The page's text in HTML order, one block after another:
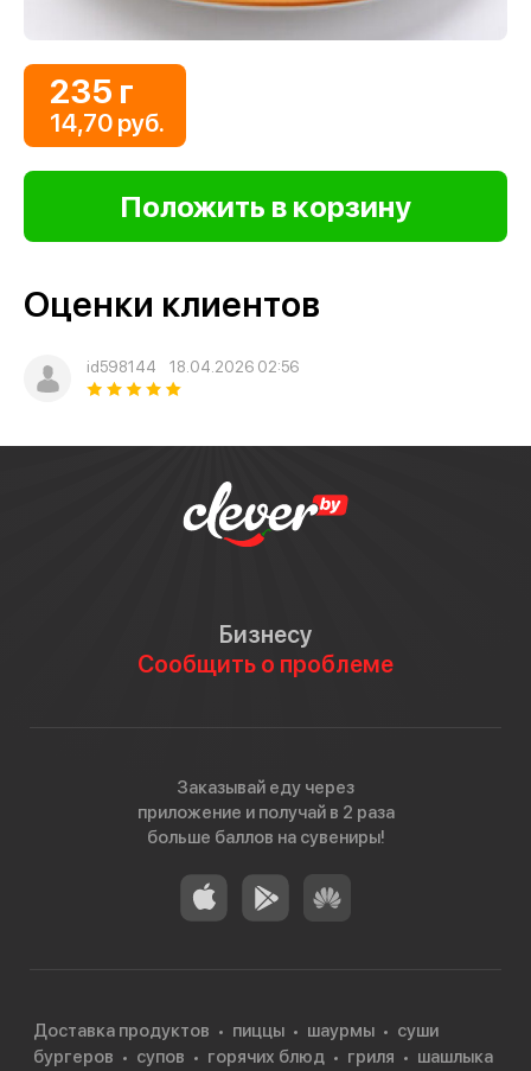
235 г
14,70 руб.
Оценки клиентов
id598144 18.04.2026 02:56
Бизнесу
Сообщить о проблеме
Заказывай еду через
приложение и получай в 2 раза
больше баллов на сувениры!
Доставка продуктов пиццы шаурмы
суши
бургеров
супов горячих блюд гриля
шашлыка